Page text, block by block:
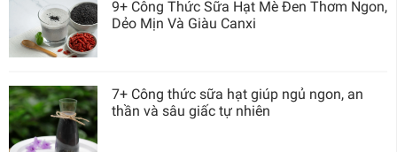
9+ Công Thức Sữa Hạt Mè Đen Thơm Ngon,
Dẻo Mịn Và Giàu Canxi
7+ Công thức sữa hạt giúp ngủ ngon, an
thần và sâu giấc tự nhiên